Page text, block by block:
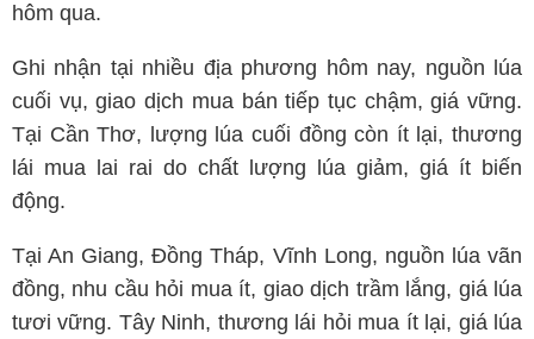
hôm qua.
Ghi nhận tại nhiều địa phương hôm nay, nguồn lúa
cuối vụ, giao dịch mua bán tiếp tục chậm, giá vững.
Tại Cần Thơ, lượng lúa cuối đồng còn ít lại, thương
lái mua lai rai do chất lượng lúa giảm, giá ít biến
động.
Tại An Giang, Đồng Tháp, Vĩnh Long, nguồn lúa vãn
đồng, nhu cầu hỏi mua ít, giao dịch trầm lắng, giá lúa
tươi vững. Tây Ninh, thương lái hỏi mua ít lại, giá lúa